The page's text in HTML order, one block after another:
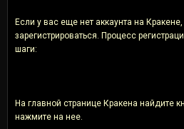
Если у вас еще нет аккаунта на
зарегистрироваться. Процесс
шаги:
На главной странице Кракена найдите
нажмите на нее.